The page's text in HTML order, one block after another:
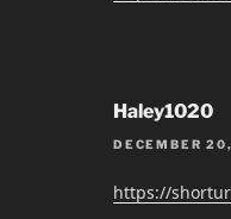
Haley1020
DECEMBER
https://